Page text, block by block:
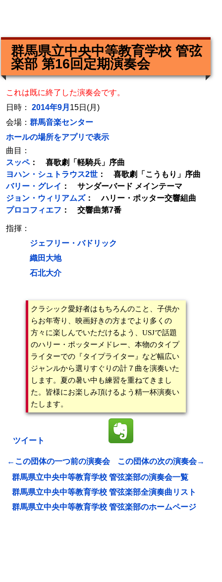
群馬県立中央中等教育学校 管弦
楽部 第16回定期演奏会
これは既に終了した演奏会です。
日時： 2014年9月 15日(月)
会場： 群馬音楽センター
ホールの場所をアプリで表示
曲目：
スッペ： 喜歌劇「軽騎兵」序曲
ヨハン・シュトラウス2世 ： 喜歌劇「こうもり」序曲
バリー・グレイ ： サンダーバード メインテーマ
ジョン・ウィリアムズ： ハリー・ポッター交響組曲
プロコフィエフ ： 交響曲第7番
指揮：
ジェフリー・バドリック
織田大地
石北大介
クラシック愛好者はもちろんのこと、子供か
らお年寄り、映画好きの方までより多くの
方々に楽しんでいただけるよう、USJで話題
のハリー・ポッターメドレー、本物のタイプ
ライターでの『タイプライター』など幅広い
ジャンルから選りすぐりの計７曲を演奏いた
します。夏の暑い中も練習を重ねてきまし
た。皆様にお楽しみ頂けるよう精一杯演奏い
たします。
ツイート
←この団体の一つ前の演奏会
この団体の次の演奏会→
群馬県立中央中等教育学校 管弦楽部の演奏会一覧
群馬県立中央中等教育学校 管弦楽部全演奏曲リスト
群馬県立中央中等教育学校 管弦楽部のホームページ